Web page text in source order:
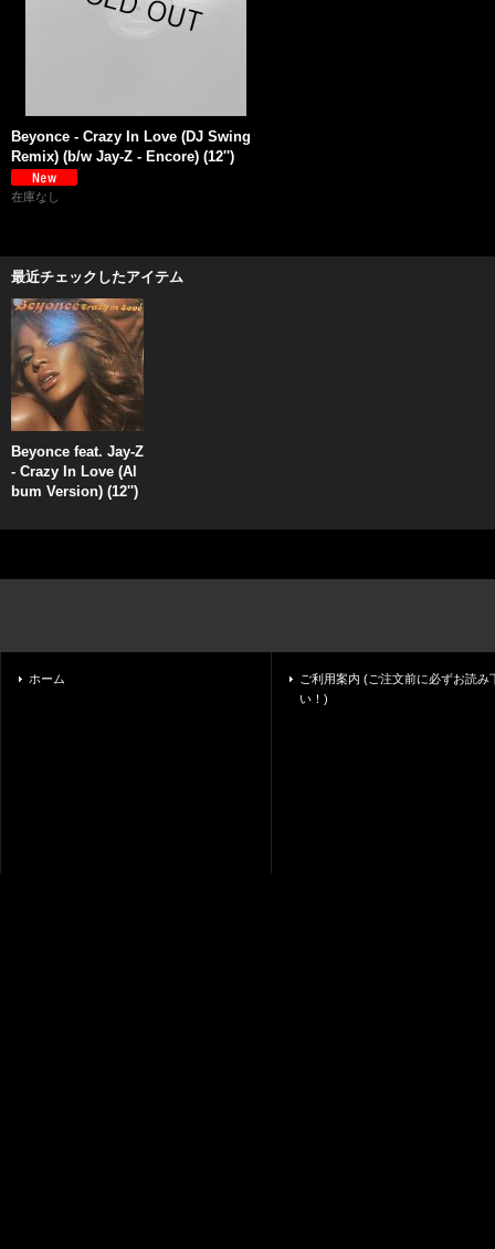
Beyonce - Crazy In Love (DJ Swing
Remix) (b/w Jay-Z - Encore) (12'')
在庫なし
最近チェックしたアイテム
Beyonce feat. Jay-Z
- Crazy In Love (Al
bum Version) (12'')
ホーム
ご利用案内 (ご注文前に必ずお読み
い！)